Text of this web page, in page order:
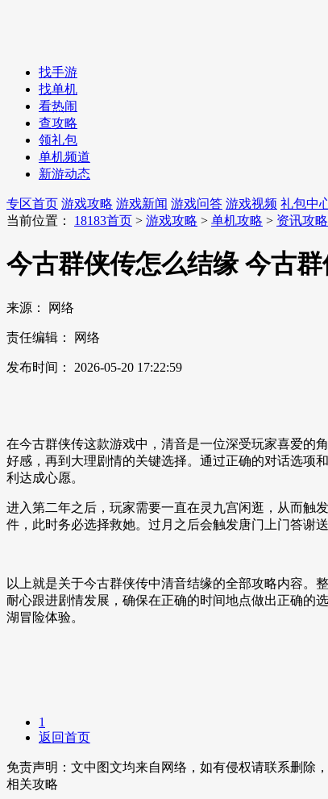
找手游
找单机
看热闹
查攻略
领礼包
单机频道
新游动态
专区首页 游戏攻略 游戏新闻 游戏问答 游戏视频 礼包中
当前位置：
18183首页 > 游戏攻略 > 单机攻略 > 资讯攻略
今古群侠传怎么结缘 今古
来源： 网络
责任编辑： 网络
发布时间： 2026-05-20 17:22:59
在今古群侠传这款游戏中，清音是一位深受玩家喜爱的
好感，再到大理剧情的关键选择。通过正确的对话选项
利达成心愿。
进入第二年之后，玩家需要一直在灵九宫闲逛，从而触
件，此时务必选择救她。过月之后会触发唐门上门答谢
以上就是关于今古群侠传中清音结缘的全部攻略内容。
耐心跟进剧情发展，确保在正确的时间地点做出正确的
湖冒险体验。
1
返回首页
免责声明：文中图文均来自网络，如有侵权请联系删除
相关攻略